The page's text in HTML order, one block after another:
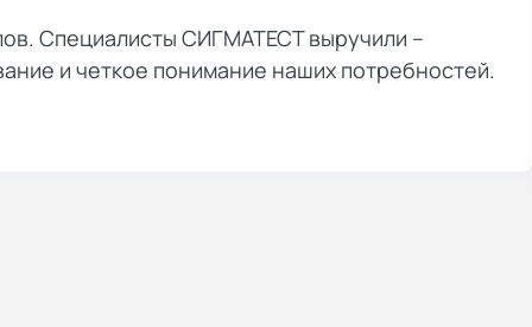
Специалисты СИГМАТЕСТ выручили –
и четкое понимание наших потребностей.